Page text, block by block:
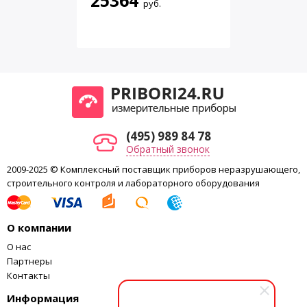
одним комплектом батарей
не менее 200 ч
Габаритные размеры, масса
74×29×122 мм, 0,25 кг
руб.
(495) 989 84 78
Обратный звонок
2009-2025 © Комплексный поставщик приборов неразрушающего,
строительного контроля и лабораторного оборудования
О компании
О нас
Партнеры
Контакты
Информация